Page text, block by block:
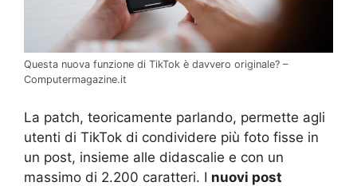
Questa nuova funzione di TikTok è davvero originale? –
Computermagazine.it
La patch, teoricamente parlando, permette agli
utenti di TikTok di condividere più foto fisse in
un post, insieme alle didascalie e con un
massimo di 2.200 caratteri. I nuovi post